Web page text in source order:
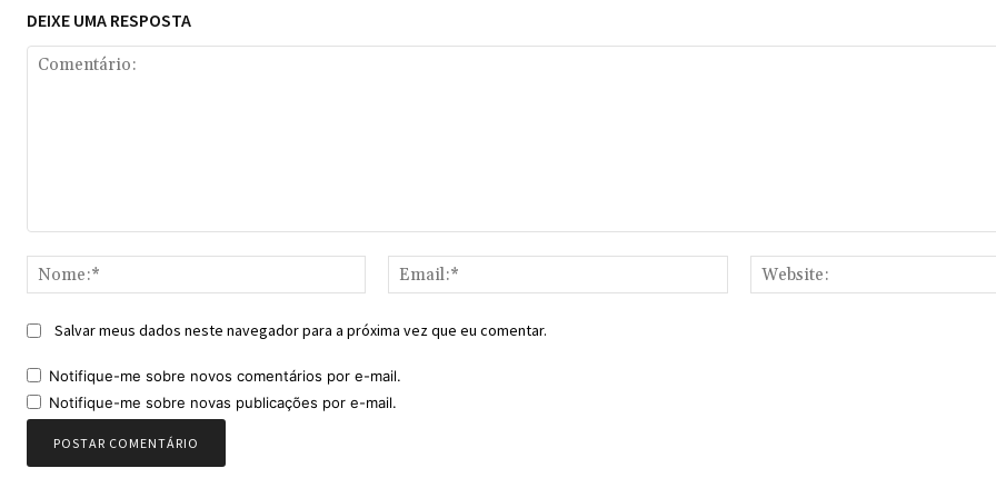
DEIXE UMA RESPOSTA
Nome:*
Email:*
Salvar meus dados neste navegador para a próxima vez que eu comentar.
Notifique-me sobre novos comentários por e-mail.
Notifique-me sobre novas publicações por e-mail.